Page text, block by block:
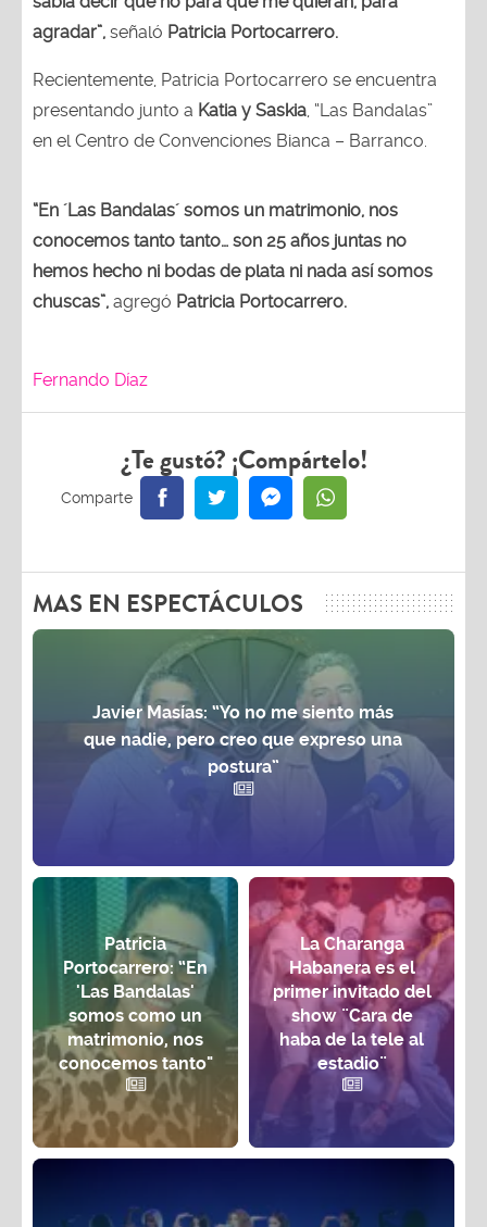
agradar”, señaló Patricia Portocarrero.
Recientemente, Patricia Portocarrero se encuentra
presentando junto a Katia y Saskia, “Las Bandalas”
en el Centro de Convenciones Bianca – Barranco.
“En ´Las Bandalas´ somos un matrimonio, nos
conocemos tanto tanto… son 25 años juntas no
hemos hecho ni bodas de plata ni nada así somos
chuscas”, agregó Patricia Portocarrero.
Fernando Díaz
¿Te gustó? ¡Compártelo!
MAS EN ESPECTÁCULOS
Javier Masías: “Yo no me siento más
que nadie, pero creo que expreso una
postura”
Patricia
Portocarrero: “En
'Las Bandalas'
somos como un
matrimonio, nos
conocemos tanto"
La Charanga
Habanera es el
primer invitado del
show ¨Cara de
haba de la tele al
estadio¨